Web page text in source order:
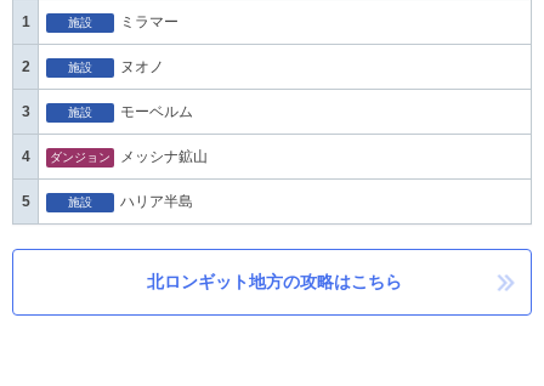
1 施設 ミラマー
2 施設 ヌオノ
3 施設 モーベルム
4 ダンジョン メッシナ鉱山
5 施設 ハリア半島
北ロンギット地方の攻略はこちら